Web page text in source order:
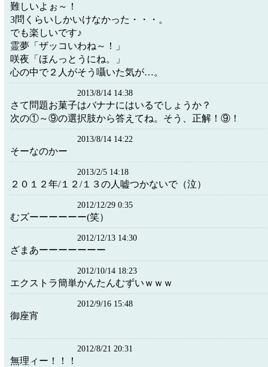
難しいよぉ～！
3問くらいしかいけなかった・・・。
でも楽しいです♪
霊夢「ザッコいわね～！」
咲夜「ほんっとうにね。」
心の中で２人がそう囁いた気が…。
2013/8/14 14:38
さて問題お菓子はバナナにはいるでしょうか？
次の①～⑨の選択肢から答えてね。そう、正解！⑨！
2013/8/14 14:22
そーなのかー
2013/2/5 14:18
２０１２年/１２/１３の人嘘つかないで（泣）
2012/12/29 0:35
むズーーーーーー(笑）
2012/12/13 14:30
ざまあーーーーーーー
2012/10/14 18:23
エクストラ簡単かんたんむずいｗｗｗ
2012/9/16 15:48
御座宵
2012/8/21 20:31
無理ィー！！！